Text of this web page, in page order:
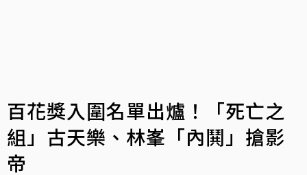
百花獎入圍名單出爐！「死亡之
組」古天樂、林峯「內鬨」搶影
帝